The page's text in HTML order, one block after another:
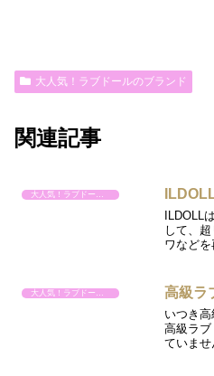
大人気！ラブドールのブランド
関連記事
ILDOLL
して、
ワなど
らますま
ル・ブラ
大人気！ラブドールのブランド 高級ラ
いつき高
高級ラブ
ていませ